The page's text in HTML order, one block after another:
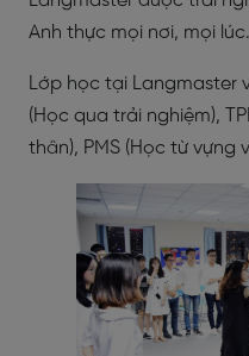
Anh thực mọi nơi, mọi lúc.
Lớp học tại Langmaster
(Học qua trải nghiệm),
thân), PMS (Học từ vựng